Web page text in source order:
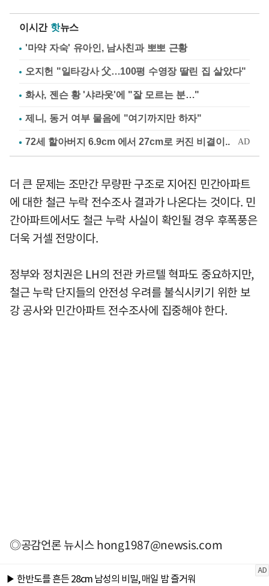
이시간 핫뉴스
'마약 자숙' 유아인, 남사친과 뽀뽀 근황
오지헌 "일타강사 父…100평 수영장 딸린 집 살았다"
화사, 젠슨 황 '샤라웃'에 "잘 모르는 분…"
제니, 동거 여부 물음에 "여기까지만 하자"
더 큰 문제는 조만간 무량판 구조로 지어진 민간아파트
에 대한 철근 누락 전수조사 결과가 나온다는 것이다. 민
간아파트에서도 철근 누락 사실이 확인될 경우 후폭풍은
더욱 거셀 전망이다.
정부와 정치권은 LH의 전관 카르텔 혁파도 중요하지만,
철근 누락 단지들의 안전성 우려를 불식시키기 위한 보
강 공사와 민간아파트 전수조사에 집중해야 한다.
◎공감언론 뉴시스hong1987@newsis.com